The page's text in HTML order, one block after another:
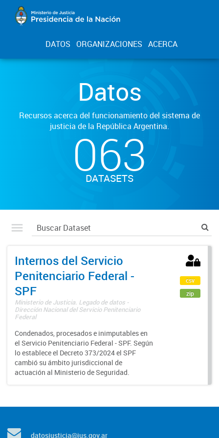
DATOS ORGANIZACIONES ACERCA
Datos
Recursos acerca del funcionamiento del sistema de
justicia de la República Argentina.
063
DATASETS
Internos del Servicio
Penitenciario Federal -
SPF
Ministerio de Justicia. Legado de datos -
Dirección Nacional del Servicio Penitenciario
Federal
Condenados, procesados e inimputables en
el Servicio Penitenciario Federal - SPF. Según
lo establece el Decreto 373/2024 el SPF
cambió su ámbito jurisdiccional de
actuación al Ministerio de Seguridad.
csv
zip
datosjusticia@jus.gov.ar